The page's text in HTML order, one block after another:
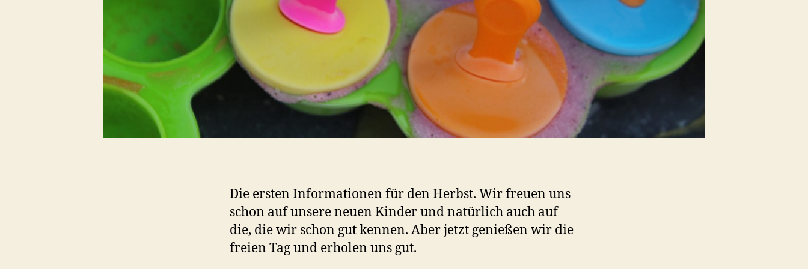
Die ersten Informationen für den Herbst. Wir freuen uns
schon auf unsere neuen Kinder und natürlich auch auf
die, die wir schon gut kennen. Aber jetzt genießen wir die
freien Tag und erholen uns gut.